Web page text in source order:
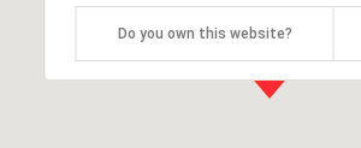
Do you own this website?